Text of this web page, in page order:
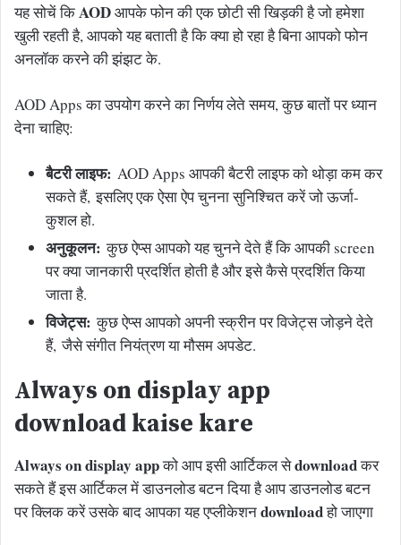
यह सोचें किAODआपके फोन की एक छोटी सी खिड़की है जो हमेशा
खुली रहती है, आपको यह बताती है कि क्या हो रहा है बिना आपको फोन
अनलॉक करने की झंझट के.
AOD Apps का उपयोग करने का निर्णय लेते समय, कुछ बातों पर ध्यान
देना चाहिए:
बैटरी लाइफ: AOD Apps आपकी बैटरी लाइफ को थोड़ा कम कर
सकते हैं, इसलिए एक ऐसा ऐप चुनना सुनिश्चित करें जो ऊर्जा-
कुशल हो.
अनुकूलन: कुछ ऐप्स आपको यह चुनने देते हैं कि आपकी screen
पर क्या जानकारी प्रदर्शित होती है और इसे कैसे प्रदर्शित किया
जाता है.
विजेट्स: कुछ ऐप्स आपको अपनी स्क्रीन पर विजेट्स जोड़ने देते
हैं, जैसे संगीत नियंत्रण या मौसम अपडेट.
Always on display app
download kaise kare
Always on display appको आप इसी आर्टिकल सेdownloadकर
सकते हैं इस आर्टिकल में डाउनलोड बटन दिया है आप डाउनलोड बटन
पर क्लिक करें उसके बाद आपका यह एप्लीकेशनdownloadहो जाएगा